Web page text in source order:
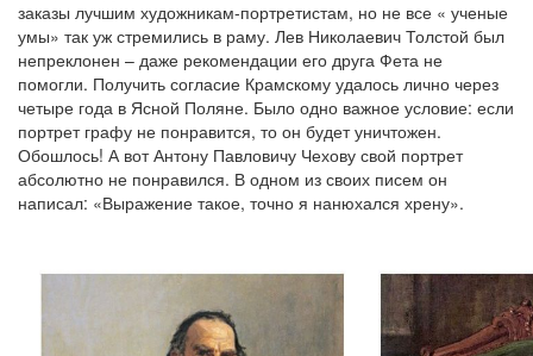
заказы лучшим художникам-портретистам, но не все « ученые
умы» так уж стремились в раму. Лев Николаевич Толстой был
непреклонен – даже рекомендации его друга Фета не
помогли. Получить согласие Крамскому удалось лично через
четыре года в Ясной Поляне. Было одно важное условие: если
портрет графу не понравится, то он будет уничтожен.
Обошлось! А вот Антону Павловичу Чехову свой портрет
абсолютно не понравился. В одном из своих писем он
написал: «Выражение такое, точно я нанюхался хрену».